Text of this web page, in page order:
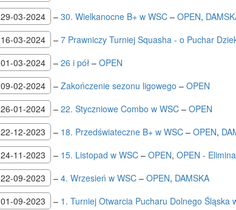
29-03-2024
–30. Wielkanocne B+ w WSC –OPEN,
16-03-2024
–7 Prawniczy Turniej Squasha - o Puchar
01-03-2024
–26 i pół–OPEN
09-02-2024
–Zakończenie sezonu ligowego –OPEN
26-01-2024
–22. Styczniowe Combo w WSC –OPEN
22-12-2023
– 18. Przedświateczne B+ w WSC –OPEN,
24-11-2023
– 15. Listopad w WSC –OPEN,OPEN -
22-09-2023
–4. Wrzesień w WSC –OPEN, DAMSKA
01-09-2023
– 1. Turniej Otwarcia Pucharu Dolnego Śląska